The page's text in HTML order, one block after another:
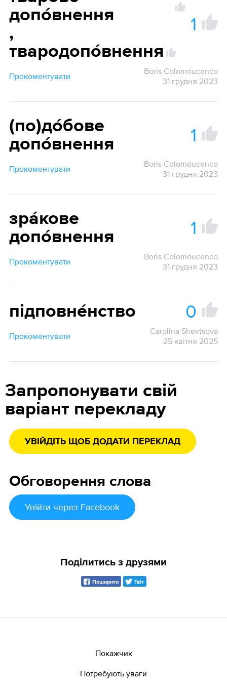
допо́внення
,
твародопо́внення
1
Прокоментувати
Boris Colomóucenco
31 грудня 2023
(по)до́бове
допо́внення
1
Прокоментувати
Boris Colomóucenco
31 грудня 2023
зра́кове
допо́внення
1
Прокоментувати
Boris Colomóucenco
31 грудня 2023
підповне́нство 0
Прокоментувати
Carolina Shevtsova
25 квітня 2025
Запропонувати свій
варіант перекладу
УВІЙДІТЬ ЩОБ ДОДАТИ ПЕРЕКЛАД
Обговорення слова
Увійти через Facebook
Поділитись з друзями
Поширити Твіт
Покажчик
Потребують уваги